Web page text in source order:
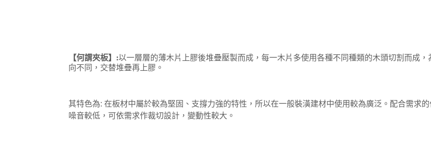
【何謂夾板】:以一層層的薄木片上膠後堆疊壓製而成，每一木片多使用各種不同種類的木頭切割而成
向不同，交替堆疊再上膠。
其特色為: 在板材中屬於較為堅固、支撐力強的特性，所以在一般裝潢建材中使用較為廣泛。配合需求
噪音較低， 可依需求作裁切設計，變動性較大 。